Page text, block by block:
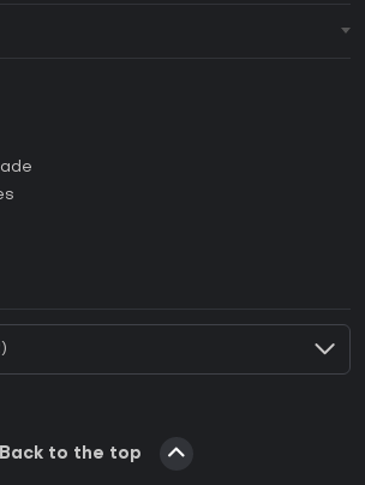
Key Steam?
Key Epic Games?
Key GOG?
Key Ubisoft Connect?
Key EA App?
Back to the top